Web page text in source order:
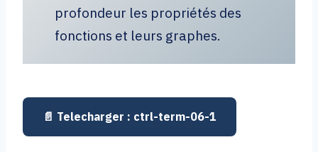
profondeur les propriétés des
fonctions et leurs graphes.
ctrl-term-06-1